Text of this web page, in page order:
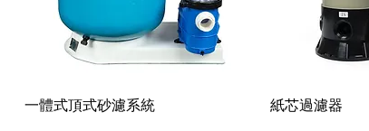
快速瀏覽
一體式頂式砂濾系統 紙芯過濾器